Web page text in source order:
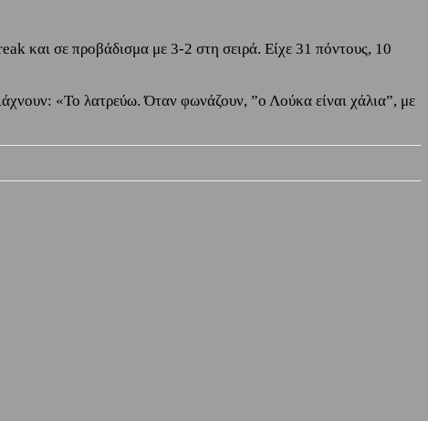
και σε προβάδισμα με 3-2 στη σειρά. Eίχε 31 πόντους, 10
«Το λατρεύω. Όταν φωνάζουν, ”ο Λούκα είναι χάλια”, με